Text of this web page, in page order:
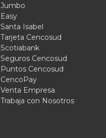
Jumbo
Easy
Santa Isabel
Tarjeta Cencosud
Scotiabank
Seguros Cencosud
Puntos Cencosud
CencoPay
Venta Empresa
Trabaja con Nosotros